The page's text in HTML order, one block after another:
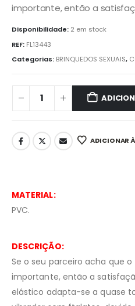
importante, então a
Disponibilidade: 2 em stock
REF: FL13443
Categorias: BRINQUEDOS SEXUAIS,
ADICIONAR
MATERIAL:
PVC.
DESCRIÇÃO:
Se o seu parceiro acha que
importante, então a
elástico adapta-se a quase